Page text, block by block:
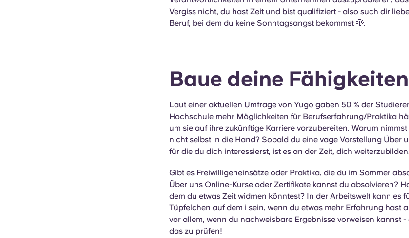
Vergiss nicht, du hast Zeit und bist qualifiziert - also such dir
Beruf, bei dem du keine Sonntagsangst bekommst 🫣.
Baue deine
Laut einer aktuellen Umfrage von Yugo gaben 50 % der
Hochschule mehr Möglichkeiten für Berufserfahrung/Praktika
um sie auf ihre zukünftige Karriere vorzubereiten. Warum
nicht selbst in die Hand? Sobald du eine vage Vorstellung Über
für die du dich interessierst, ist es an der Zeit, dich weiterzubilden.
Gibt es Freiwilligeneinsätze oder Praktika, die du im Sommer
Über uns Online-Kurse oder Zertifikate kannst du absolvieren?
dem du etwas Zeit widmen könntest? In der Arbeitswelt kann es
Tüpfelchen auf dem i sein, wenn du etwas mehr Erfahrung hast
vor allem, wenn du nachweisbare Ergebnisse vorweisen kannst -
das zu prüfen!